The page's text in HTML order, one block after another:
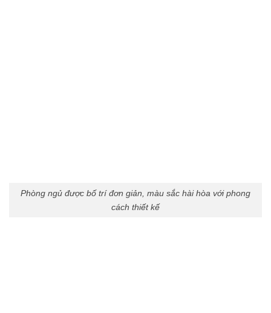
Phòng ngủ được bố trí đơn giản, màu sắc hài hòa với phong
cách thiết kế